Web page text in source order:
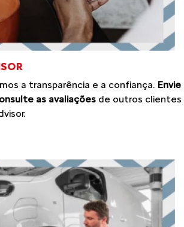
a transparência e a confiança. Envie
as avaliações de outros clientes